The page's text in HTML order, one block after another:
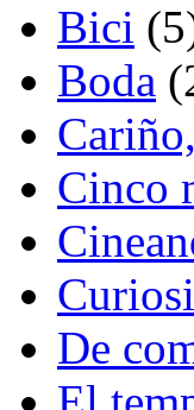
Bici
Boda
Cinco
De